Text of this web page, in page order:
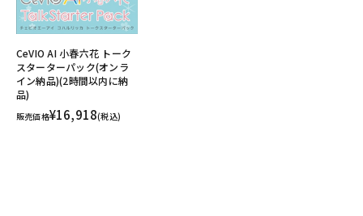
CeVIO AI 小春六花 トーク
スターターパック(オンラ
イン納品)(2時間以内に納
品)
販売価格¥16,918(税込)